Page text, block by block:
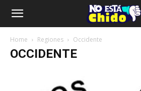
Home Regiones Occidente
OCCIDENTE